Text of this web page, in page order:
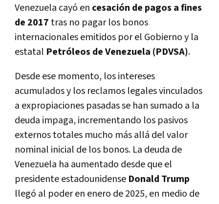
Venezuela cayó en cesación de pagos a fines
de 2017 tras no pagar los bonos
internacionales emitidos por el Gobierno y la
estatal Petróleos de Venezuela (PDVSA).
Desde ese momento, los intereses
acumulados y los reclamos legales vinculados
a expropiaciones pasadas se han sumado a la
deuda impaga, incrementando los pasivos
externos totales mucho más allá del valor
nominal inicial de los bonos. La deuda de
Venezuela ha aumentado desde que el
presidente estadounidense Donald Trump
llegó al poder en enero de 2025, en medio de